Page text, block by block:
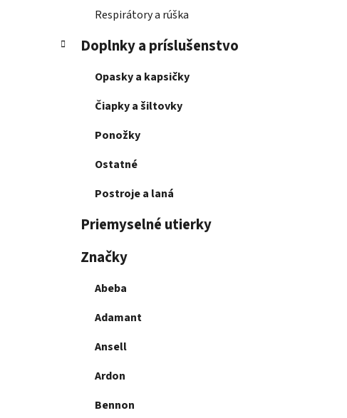
Respirátory a rúška
Doplnky a príslušenstvo
Opasky a kapsičky
Čiapky a šiltovky
Ponožky
Ostatné
Postroje a laná
Priemyselné utierky
Značky
Abeba
Adamant
Ansell
Ardon
Bennon